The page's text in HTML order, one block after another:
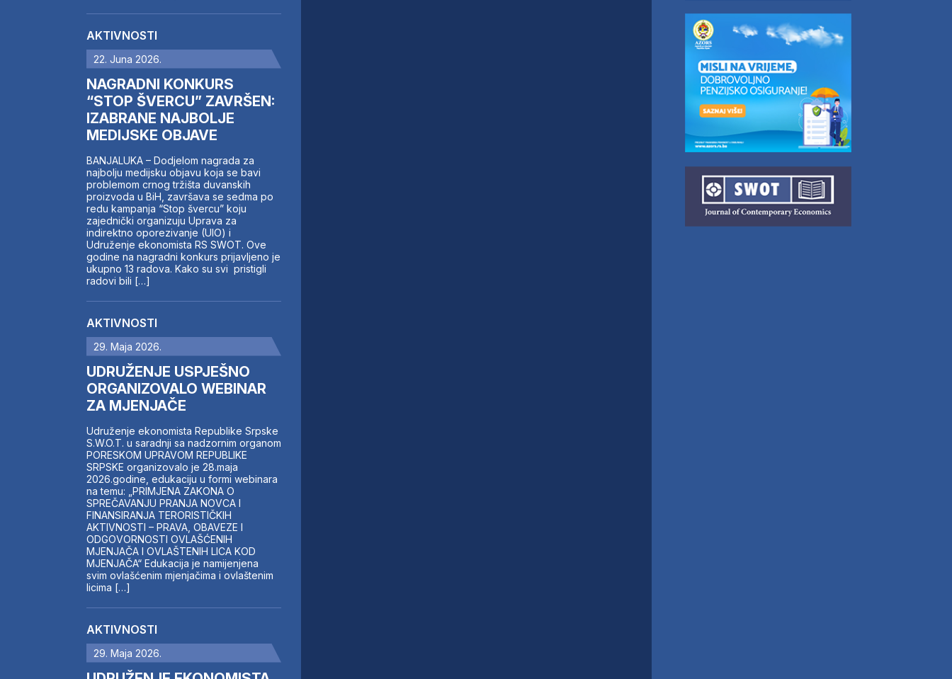
AKTIVNOSTI
22. Juna 2026.
NAGRADNI KONKURS
“STOP ŠVERCU” ZAVRŠEN:
IZABRANE NAJBOLJE
MEDIJSKE OBJAVE
BANJALUKA – Dodjelom nagrada za
najbolju medijsku objavu koja se bavi
problemom crnog tržišta duvanskih
proizvoda u BiH, završava se sedma po
redu kampanja “Stop švercu” koju
zajednički organizuju Uprava za
indirektno oporezivanje (UIO) i
Udruženje ekonomista RS SWOT. Ove
godine na nagradni konkurs prijavljeno je
ukupno 13 radova. Kako su svi pristigli
radovi bili […]
AKTIVNOSTI
29. Maja 2026.
UDRUŽENJE USPJEŠNO
ORGANIZOVALO WEBINAR
ZA MJENJAČE
Udruženje ekonomista Republike Srpske
S.W.O.T. u saradnji sa nadzornim organom
PORESKOM UPRAVOM REPUBLIKE
SRPSKE organizovalo je 28.maja
2026.godine, edukaciju u formi webinara
na temu: „PRIMJENA ZAKONA O
SPREČAVANJU PRANJA NOVCA I
FINANSIRANJA TERORISTIČKIH
AKTIVNOSTI – PRAVA, OBAVEZE I
ODGOVORNOSTI OVLAŠĆENIH
MJENJAČA I OVLAŠTENIH LICA KOD
MJENJAČA“ Edukacija je namijenjena
svim ovlašćenim mjenjačima i ovlaštenim
licima […]
AKTIVNOSTI
29. Maja 2026.